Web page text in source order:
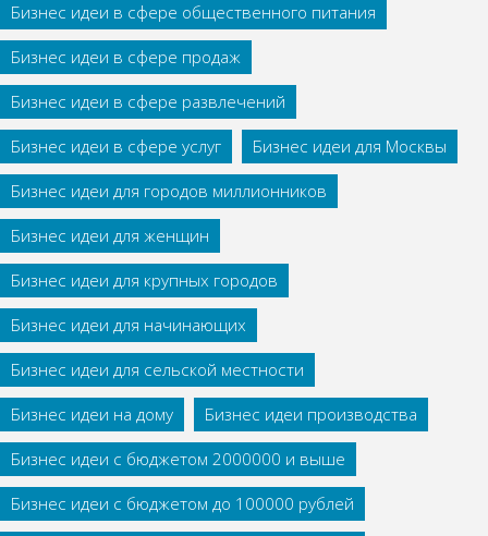
Бизнес идеи в сфере общественного питания
Бизнес идеи в сфере продаж
Бизнес идеи в сфере развлечений
Бизнес идеи в сфере услуг
Бизнес идеи для Москвы
Бизнес идеи для городов миллионников
Бизнес идеи для женщин
Бизнес идеи для крупных городов
Бизнес идеи для начинающих
Бизнес идеи для сельской местности
Бизнес идеи на дому
Бизнес идеи производства
Бизнес идеи с бюджетом 2000000 и выше
Бизнес идеи с бюджетом до 100000 рублей